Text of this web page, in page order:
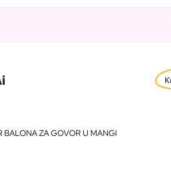
BALONA ZA GOVOR U MANGI